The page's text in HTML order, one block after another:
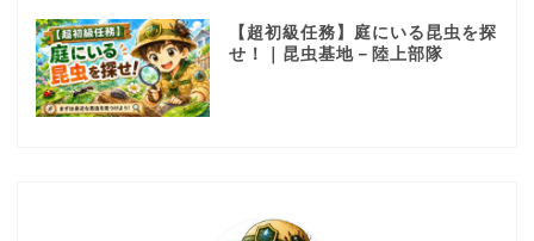
【超初級任務】庭にいる昆虫を探
せ！｜昆虫基地－陸上部隊